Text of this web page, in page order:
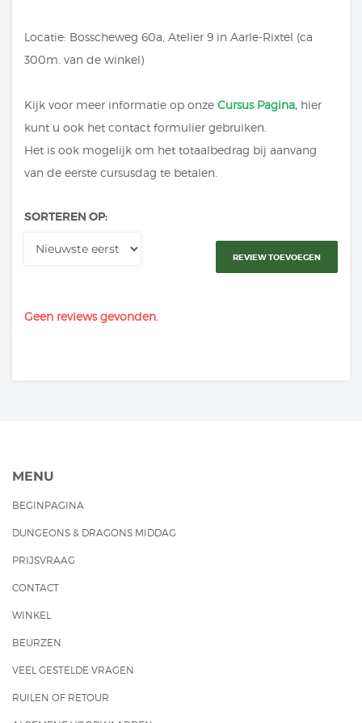
Locatie: Bosscheweg 60a, Atelier 9 in Aarle-Rixtel (ca
300m. van de winkel)
Kijk voor meer informatie op onze Cursus Pagina, hier
kunt u ook het contact formulier gebruiken.
Het is ook mogelijk om het totaalbedrag bij aanvang
van de eerste cursusdag te betalen.
SORTEREN OP:
REVIEW TOEVOEGEN
Geen reviews gevonden.
MENU
BEGINPAGINA
DUNGEONS & DRAGONS MIDDAG
PRIJSVRAAG
CONTACT
WINKEL
BEURZEN
VEEL GESTELDE VRAGEN
RUILEN OF RETOUR